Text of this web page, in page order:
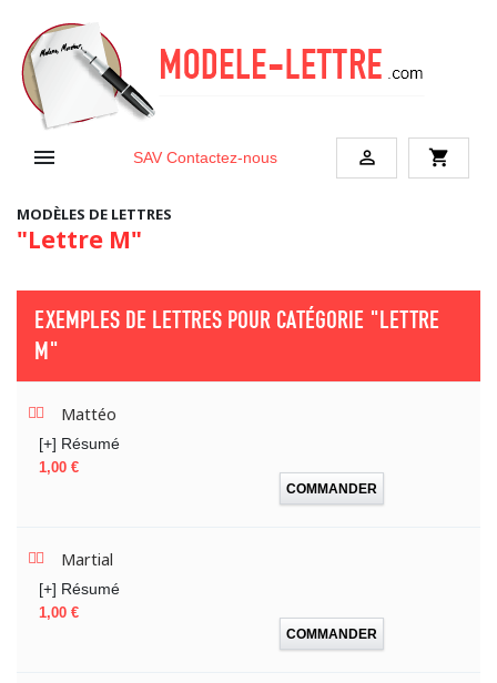
 SAV Contactez-nous  shopping_cart
MODÈLES DE LETTRES
"Lettre M"
EXEMPLES DE LETTRES POUR CATÉGORIE "LETTRE
M"
Mattéo
[+] Résumé
Prix
1,00 €
COMMANDER
Martial
[+] Résumé
Prix
1,00 €
COMMANDER